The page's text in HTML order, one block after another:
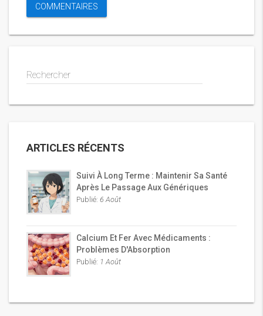
Rechercher
ARTICLES RÉCENTS
Suivi À Long Terme : Maintenir Sa Santé
Après Le Passage Aux Génériques
Publié: 6 Août
Calcium Et Fer Avec Médicaments :
Problèmes D'Absorption
Publié: 1 Août